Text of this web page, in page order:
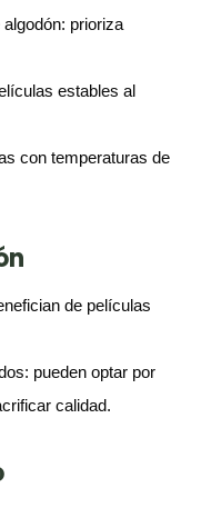
prioriza
estables al
con temperaturas de
de películas
pueden optar por
calidad.